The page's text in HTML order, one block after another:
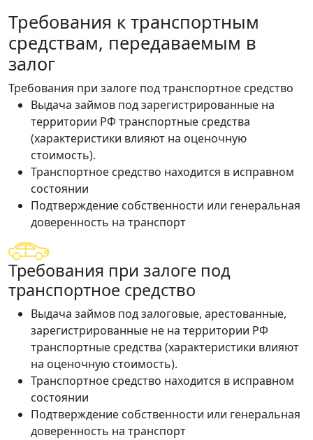
Требования к транспортным
средствам, передаваемым в
залог
Требования при залоге под транспортное средство
Выдача займов под зарегистрированные на
территории РФ транспортные средства
(характеристики влияют на оценочную
стоимость).
Транспортное средство находится в исправном
состоянии
Подтверждение собственности или генеральная
доверенность на транспорт
Требования при залоге под
транспортное средство
Выдача займов под залоговые, арестованные,
зарегистрированные не на территории РФ
транспортные средства (характеристики влияют
на оценочную стоимость).
Транспортное средство находится в исправном
состоянии
Подтверждение собственности или генеральная
доверенность на транспорт